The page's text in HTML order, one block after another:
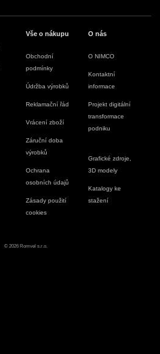
Vše o nákupu
Obchodní
podmínky
Údržba výrobků
Reklamační řád
Vrácení zboží
Záruční doba
výrobků
Ochrana
osobních údajů
Zásady použití
cookies
O nás
O NIMCO
Kontaktní
informace
Projekt digitální
transformace
podniku
Grafické zdroje,
3D modely
Katalogy ke
stažení
© 2026 Romvel s.r.o.